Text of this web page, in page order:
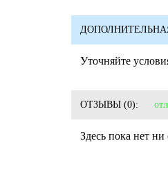
Уточняйте
ОТЗЫВЫ (0):
Здесь пока нет